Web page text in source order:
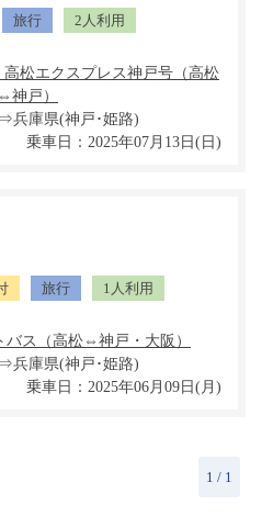
旅行
2人利用
兵庫県(神戸･姫路)
乗車日：2025年07月13日(日)
旅行
1人利用
兵庫県(神戸･姫路)
乗車日：2025年06月09日(月)
1 / 1